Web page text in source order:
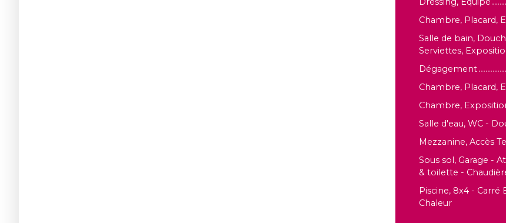
Chambre, Placard,
Salle de bain,
Serviettes,
Dégagement
Chambre, Placard,
Chambre,
Salle d'eau, WC -
Mezzanine, Accès
Sous sol, Garage -
& toilette -
Piscine, 8x4 - Carré
Chaleur